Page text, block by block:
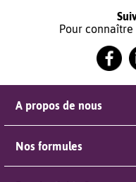
Pour
A propos de nous
Nos formules